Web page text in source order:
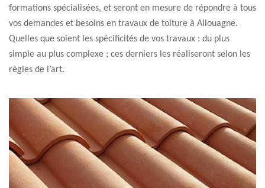
formations spécialisées, et seront en mesure de répondre à tous
vos demandes et besoins en travaux de toiture à Allouagne.
Quelles que soient les spécificités de vos travaux : du plus
simple au plus complexe ; ces derniers les réaliseront selon les
règles de l’art.